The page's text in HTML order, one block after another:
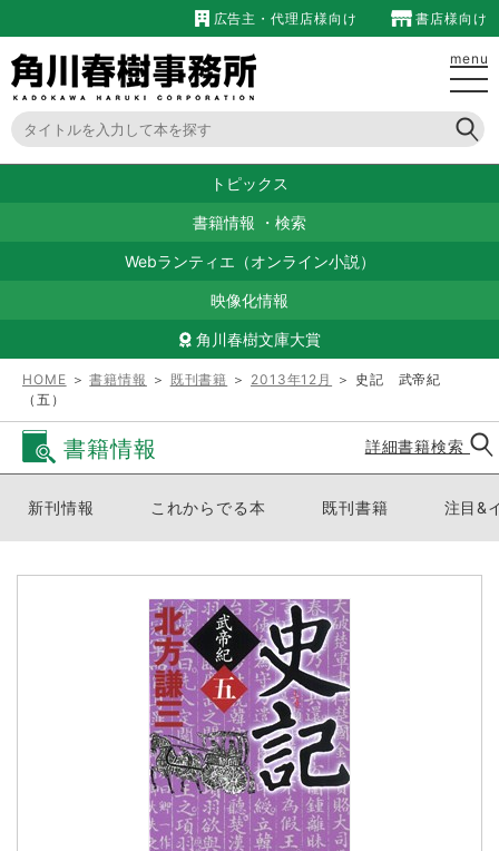
広告主・代理店様向け 書店様向け
menu
トピックス
書籍情報 ・ 検索
Webランティエ（オンライン小説）
映像化情報
角川春樹文庫大賞
HOME ＞書籍情報 ＞ 既刊書籍 ＞ 2013年12月
＞ 史記 武帝紀
（五）
書籍情報 詳細書籍検索
新刊情報 これからでる本 既刊書籍 注目&